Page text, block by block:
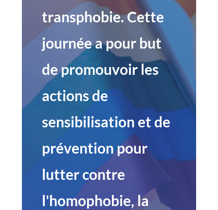
transphobie. Cette
journée a pour but
de promouvoir les
actions de
sensibilisation et de
prévention pour
lutter contre
l'homophobie, la